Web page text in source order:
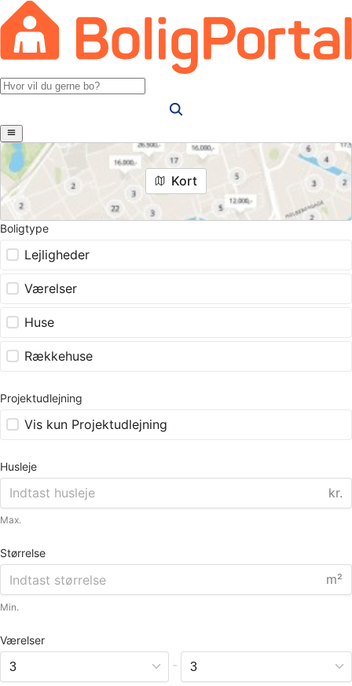
Kort
Boligtype
Lejligheder
Værelser
Huse
Rækkehuse
Projektudlejning
Vis kun Projektudlejning
Husleje
kr.
Max.
Størrelse
m²
Min.
Værelser
-